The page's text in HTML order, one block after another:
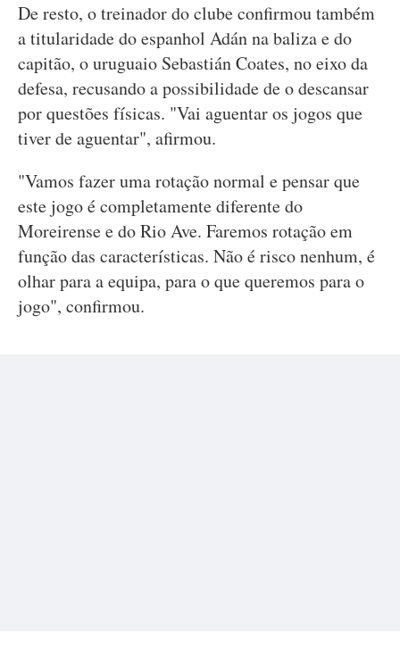
De resto, o treinador do clube confirmou também
a titularidade do espanhol Adán na baliza e do
capitão, o uruguaio Sebastián Coates, no eixo da
defesa, recusando a possibilidade de o descansar
por questões físicas. "Vai aguentar os jogos que
tiver de aguentar", afirmou.
"Vamos fazer uma rotação normal e pensar que
este jogo é completamente diferente do
Moreirense e do Rio Ave. Faremos rotação em
função das características. Não é risco nenhum, é
olhar para a equipa, para o que queremos para o
jogo", confirmou.